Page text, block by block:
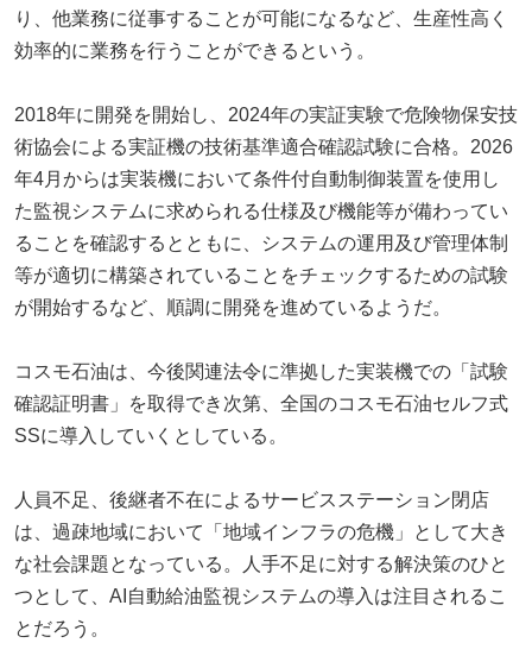
り、他業務に従事することが可能になるなど、生産性高く
効率的に業務を行うことができるという。
2018年に開発を開始し、2024年の実証実験で危険物保安技
術協会による実証機の技術基準適合確認試験に合格。2026
年4月からは実装機において条件付自動制御装置を使用し
た監視システムに求められる仕様及び機能等が備わってい
ることを確認するとともに、システムの運用及び管理体制
等が適切に構築されていることをチェックするための試験
が開始するなど、順調に開発を進めているようだ。
コスモ石油は、今後関連法令に準拠した実装機での「試験
確認証明書」を取得でき次第、全国のコスモ石油セルフ式
SSに導入していくとしている。
人員不足、後継者不在によるサービスステーション閉店
は、過疎地域において「地域インフラの危機」として大き
な社会課題となっている。人手不足に対する解決策のひと
つとして、AI自動給油監視システムの導入は注目されるこ
とだろう。